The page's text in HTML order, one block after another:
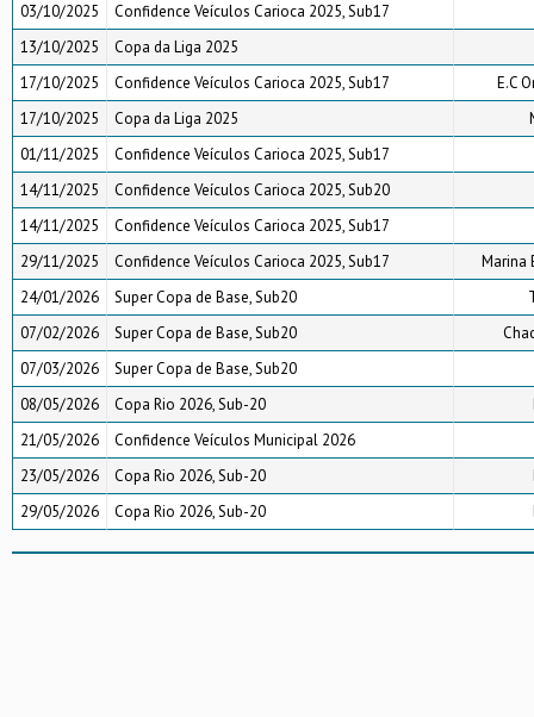
03/10/2025
Confidence Veículos Carioca 2025, Sub17
13/10/2025
Copa da Liga 2025
17/10/2025
Confidence Veículos Carioca 2025, Sub17
E.C
17/10/2025
Copa da Liga 2025
01/11/2025
Confidence Veículos Carioca 2025, Sub17
14/11/2025
Confidence Veículos Carioca 2025, Sub20
14/11/2025
Confidence Veículos Carioca 2025, Sub17
29/11/2025
Confidence Veículos Carioca 2025, Sub17
Marina
24/01/2026
Super Copa de Base, Sub20
07/02/2026
Super Copa de Base, Sub20
07/03/2026
Super Copa de Base, Sub20
08/05/2026
Copa Rio 2026, Sub-20
21/05/2026
Confidence Veículos Municipal 2026
23/05/2026
Copa Rio 2026, Sub-20
29/05/2026
Copa Rio 2026, Sub-20